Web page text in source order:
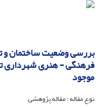
بررسی وضعیت ساختمان و
فرهنگی - هنری شهرداری
موجود
نوع مقاله : مقاله پژوهشی